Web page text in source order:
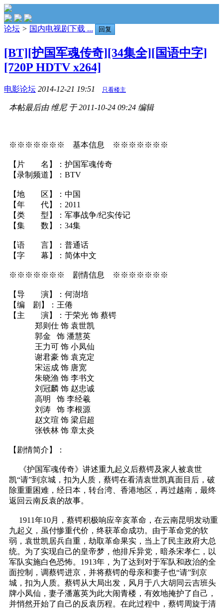
论坛 > 国内电视剧下载 ... 回复
[BT][护国军魂传奇][34集全][国语中字]
[720P HDTV x264]
电影论坛 2014-12-21 19:51 只看楼主
本帖最后由 维尼 于 2011-10-24 09:24 编辑
※※※※※※※ 基本信息 ※※※※※※※
【片 名】：护国军魂传奇
【录制频道】：BTV
【地 区】：中国
【年 代】：2011
【类 型】：军事战争/纪实传记
【集 数】：34集
【语 言】：普通话
【字 幕】：简体中文
※※※※※※※ 剧情信息 ※※※※※※※
【导 演】：何澍培
【编 剧】：王倦
【主 演】：于荣光 饰 蔡锷
郑则仕 饰 袁世凯
郭金 饰 潘慧英
王力可 饰 小凤仙
谢君豪 饰 袁克定
宋运成 饰 唐宽
朱晓渔 饰 李书文
刘冠麟 饰 赵忠诚
高明 饰 李经羲
刘涛 饰 李根源
赵文瑄 饰 梁启超
张铁林 饰 章太炎
【剧情简介】：
《护国军魂传奇》讲述重九起义后蔡锷及家人被袁世
凯“请”到京城，扣为人质，蔡锷在看清袁世凯真面目后，破
除重重困难，经日本，转台湾、香港地区，再过越南，最终
返回云南反袁的故事。
1911年10月，蔡锷积极响应辛亥革命，在云南昆明发动重
九起义，虽付惨重代价，终获革命成功。由于革命党的软
弱，袁世凯居兵自重，劫取革命果实，当上了民主政府大总
统。为了实现自己的皇帝梦，他排斥异党，暗杀宋孝仁，以
军队实施白色恐怖。1913年，为了达到对于军队和政治的全
面控制，调蔡锷进京，并将蔡锷的母亲和妻子也“请”到京
城，扣为人质。蔡锷从大局出发，风月于八大胡同云吉班头
牌小凤仙，妻子潘蕙英为此大闹青楼，有效地掩护了自己，
并悄然开始了自己的反袁历程。在此过程中，蔡锷周旋于清